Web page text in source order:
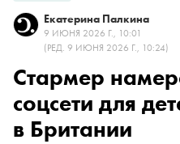
Екатерина Палкина
9 ИЮНЯ 2026 Г., 10:01
(РЕД. 9 ИЮНЯ 2026 Г., 10:24)
Стармер
соцсети для
в Британии